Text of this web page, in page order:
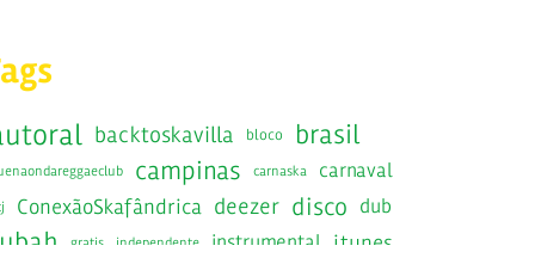
backtoskavilla bloco brasil
campinas carnaska carnaval
ConexãoSkafândrica deezer disco dub
gratis independente instrumental itunes